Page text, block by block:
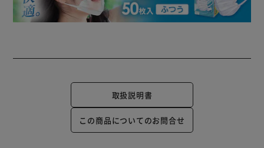
取扱説明書
この商品についてのお問合せ